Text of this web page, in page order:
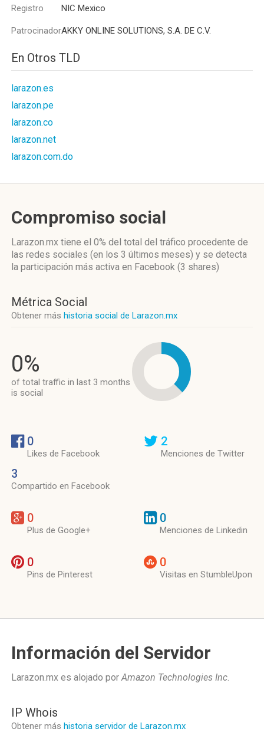
Registro NIC Mexico
PatrocinadorAKKY ONLINE SOLUTIONS, S.A. DE C.V.
En Otros TLD
larazon.es
larazon.pe
larazon.co
larazon.net
larazon.com.do
Compromiso social
Larazon.mx tiene el 0% del total del tráfico procedente de
las redes sociales (en los 3 últimos meses) y se detecta
la participación más activa en Facebook (3 shares)
Métrica Social
Obtener más historia social de Larazon.mx
0%
of total traffic in last 3 months
is social
0
Likes de Facebook
3
Compartido en Facebook
2
Menciones de Twitter
0
Plus de Google+
0
Menciones de Linkedin
0
Pins de Pinterest
0
Visitas en StumbleUpon
Información del Servidor
Larazon.mx es alojado porAmazon Technologies Inc.
IP Whois
Obtener más historia servidor de Larazon.mx